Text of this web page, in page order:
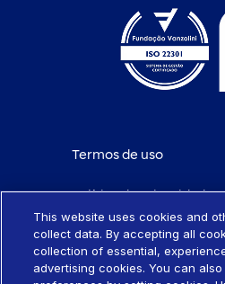
Termos de uso
Política de privacidade
Política de cookies
Portabilidade de
This website uses cookies and
collect data. By accepting all
collection of essential,
advertising cookies. You can